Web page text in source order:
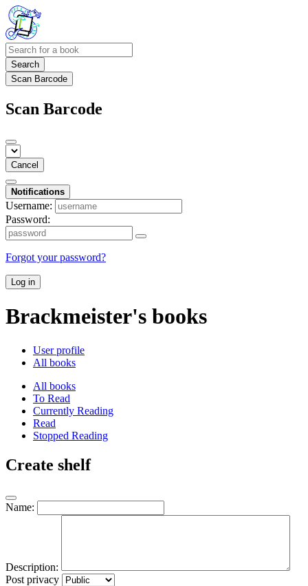
Search
Scan Barcode
Scan Barcode
Cancel
Notifications
Username:
Password:
Forgot your password?
Log in
Brackmeister's books
User profile
All books
All books
To Read
Currently Reading
Read
Stopped Reading
Create shelf
Name:
Description:
Post privacy